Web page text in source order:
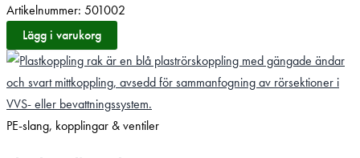
Artikelnummer: 501002
Lägg i varukorg
PE-slang, kopplingar & ventiler